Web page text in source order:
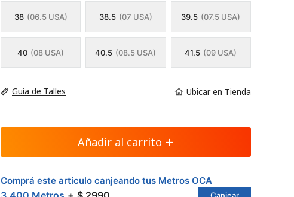
38 (06.5 USA) 38.5 (07 USA) 39.5 (07.5 USA)
40 (08 USA) 40.5 (08.5 USA) 41.5 (09 USA)
Guía de Talles Ubicar en Tienda
Añadir al carrito
Comprá este artículo canjeando tus Metros OCA